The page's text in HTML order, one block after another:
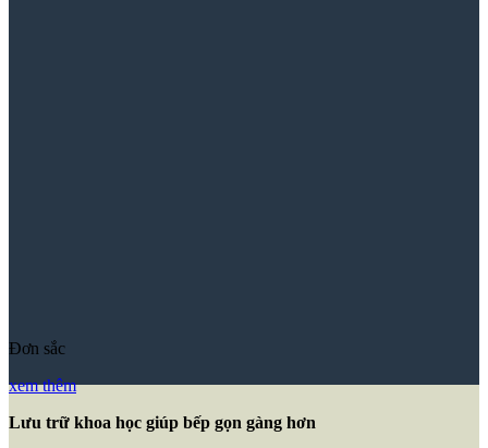
Đơn sắc
xem thêm
Lưu trữ khoa học giúp bếp gọn gàng hơn